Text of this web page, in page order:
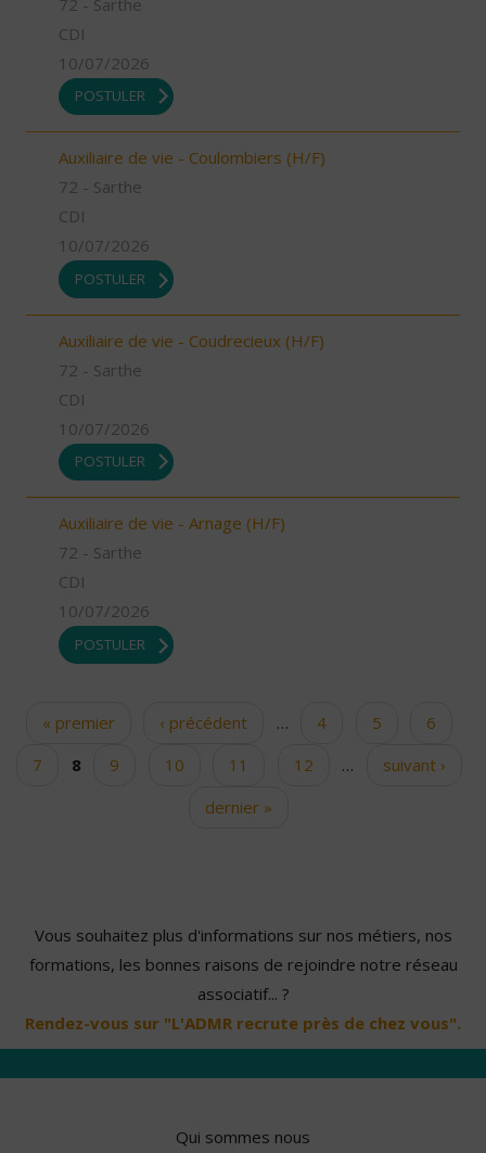
CDI
10/07/2026
POSTULER
Auxiliaire de vie - Coulombiers (H/F)
72 - Sarthe
CDI
10/07/2026
POSTULER
Auxiliaire de vie - Coudrecieux (H/F)
72 - Sarthe
CDI
10/07/2026
POSTULER
Auxiliaire de vie - Arnage (H/F)
72 - Sarthe
CDI
10/07/2026
POSTULER
Pages« premier ‹ précédent … 4 5
6
7
8 9 10 11 12 …
suivant ›
dernier »
Vous souhaitez plus d'informations sur nos métiers, nos
formations, les bonnes raisons de rejoindre notre réseau
associatif... ?
Rendez-vous sur "L'ADMR recrute près de chez vous".
Qui sommes nous